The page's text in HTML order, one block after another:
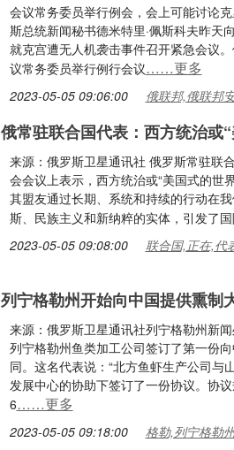
会议常务委员举行例会，会上可能讨论
斯总统新闻秘书德米特里·佩斯科夫昨天
就克宫遭无人机袭击事件召开紧急会议
议常务委员举行例行会议……更多
2023-05-05 09:06:00 俄联邦,俄联邦
俄常驻联合国代表：西方统治或
来源：俄罗斯卫星通讯社 俄罗斯常驻联
会会议上表示，西方统治或“美国式的世
其盟友通过长期、系统和持续的行动在
斯、民族主义和新纳粹的实体，引发了
2023-05-05 09:08:00 联合国,正在,代
列宁格勒州开始向中国提供熏制
来源：俄罗斯卫星通讯社列宁格勒州新
列宁格勒州鱼类加工公司签订了第一份
同。这名代表说：“北方鱼虾生产公司与
发展中心的协助下签订了一份协议。协
6……更多
2023-05-05 09:18:00 格勒,列宁格勒